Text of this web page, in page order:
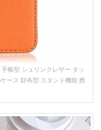
手帳型 シュリンクレザー タッ
ケース 財布型 スタンド機能 携
ケース 手帳 レディース 人気